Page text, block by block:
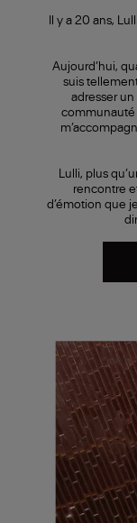
Il y a 20 ans,
Aujourd’hui,
suis
adresser un
communauté
Lulli, plus
rencontre
d’émotion que